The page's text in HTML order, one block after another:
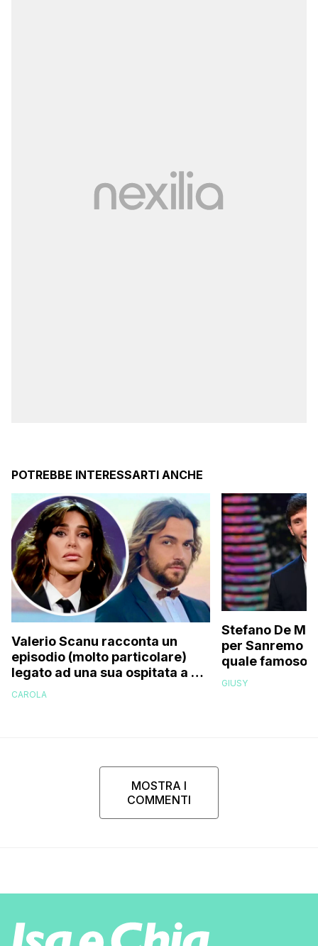
POTREBBE INTERESSARTI ANCHE
Valerio Scanu racconta un
episodio (molto particolare)
legato ad una sua ospitata a Le
Iene mai andata in onda: “Belen
CAROLA
Stefano De
per Sanremo
quale famoso
relativo
GIUSY
MOSTRA I
COMMENTI